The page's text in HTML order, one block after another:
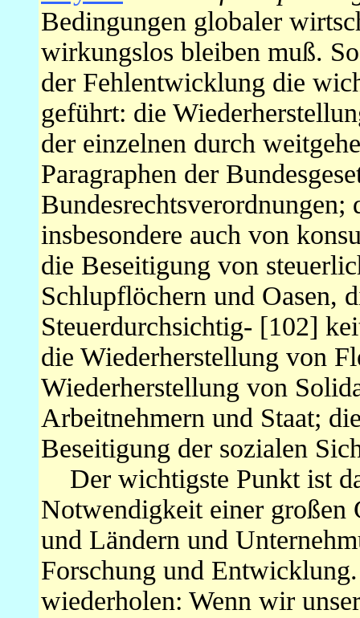
Bedingungen globaler
wirkungslos bleiben muß.
der Fehlentwicklung die
geführt: die
der einzelnen durch
Paragraphen der
Bundesrechtsverordnungen;
insbesondere auch von
die Beseitigung von
Schlupflöchern und Oasen,
Steuerdurchsichtig- [102]
die Wiederherstellung von
Wiederherstellung von
Arbeitnehmern und Staat;
Beseitigung der sozialen
Der wichtigste Punkt ist
Notwendigkeit einer großen
und Ländern und
Forschung und
wiederholen: Wenn wir